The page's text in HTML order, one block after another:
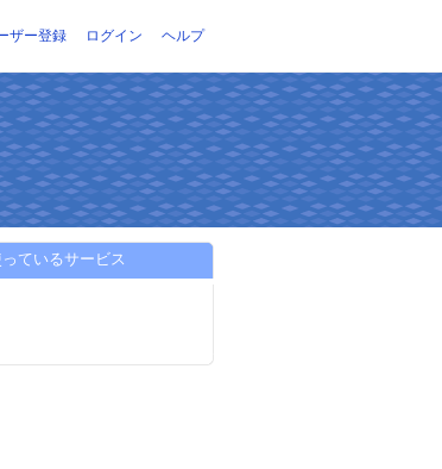
ザー登録 ログイン ヘルプ
ているサービス